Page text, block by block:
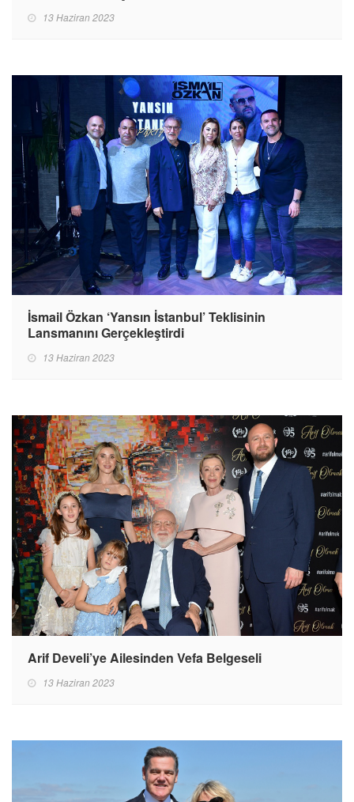
13 Haziran 2023
İsmail Özkan ‘Yansın İstanbul’ Teklisinin
Lansmanını Gerçekleştirdi
13 Haziran 2023
Arif Develi’ye Ailesinden Vefa Belgeseli
13 Haziran 2023